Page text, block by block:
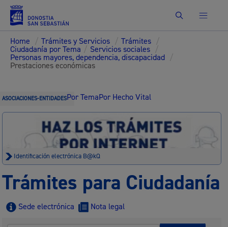
Buscar
Home / Trámites y Servicios / Trámites /
Ciudadanía por Tema / Servicios sociales /
Personas mayores, dependencia, discapacidad /
Prestaciones económicas
ASOCIACIONES-ENTIDADESPor TemaPor Hecho Vital
Identificación electrónica B@kQ
Trámites para Ciudadanía
Sede electrónica Nota legal